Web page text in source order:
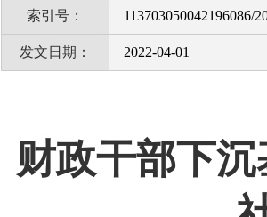
索引号： 113703050042196086/
发文日期： 2022-04-01
财政干部下